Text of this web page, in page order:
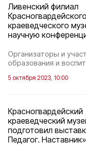
Ливенский филиал
Красногвардейского
краеведческого
научную
Организаторы и
образования и
5 октября 2023, 10:00
Красногвардейский
краеведческий
подготовил
Педагог. Наставник»